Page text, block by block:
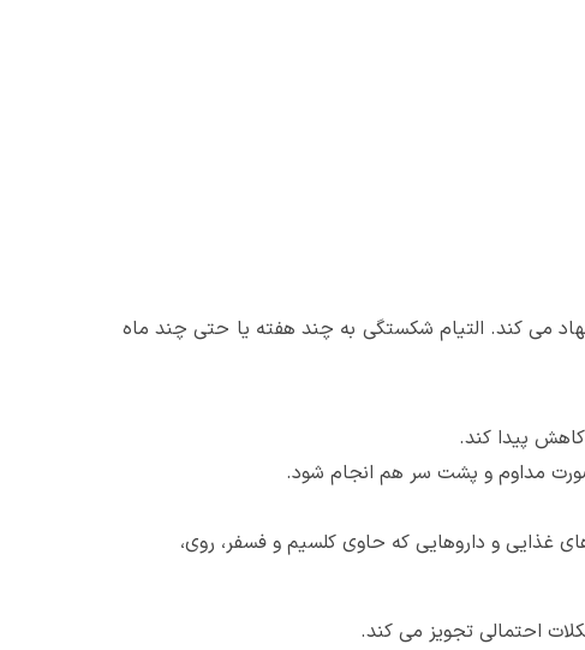
می کند. التیام شکستگی به چند هفته یا حتی چند ماه
کاهش پیدا کند.
صورت مداوم و پشت سر هم انجام شود.
غذایی و داروهایی که حاوی کلسیم و فسفر، روی،
احتمالی تجویز می کند.